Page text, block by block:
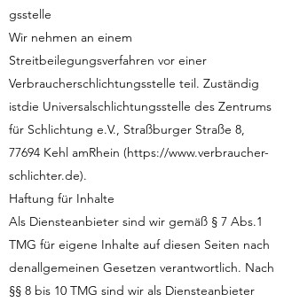
gsstelle
Wir nehmen an einem
Streitbeilegungsverfahren vor einer
Verbraucherschlichtungsstelle teil. Zuständig
istdie Universalschlichtungsstelle des Zentrums
für Schlichtung e.V., Straßburger Straße 8,
77694 Kehl amRhein (https://www.verbraucher-
schlichter.de).
Haftung für Inhalte
Als Diensteanbieter sind wir gemäß § 7 Abs.1
TMG für eigene Inhalte auf diesen Seiten nach
denallgemeinen Gesetzen verantwortlich. Nach
§§ 8 bis 10 TMG sind wir als Diensteanbieter